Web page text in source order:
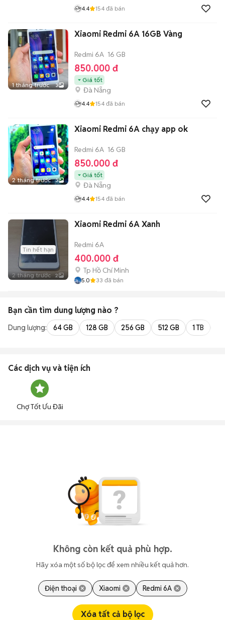
4.4 154 đã bán
1 tháng trước 3
Xiaomi Redmi 6A 16GB Vàng
Redmi 6A 16 GB
850.000 đ
Giá tốt
Đà Nẵng
4.4 154 đã bán
2 tháng trước 3
Xiaomi Redmi 6A chạy app ok
Redmi 6A 16 GB
850.000 đ
Giá tốt
Đà Nẵng
4.4 154 đã bán
Tin hết hạn
2 tháng trước 2
Xiaomi Redmi 6A Xanh
Redmi 6A
400.000 đ
Tp Hồ Chí Minh
5.0 33 đã bán
Bạn cần tìm dung lượng nào ?
Dung lượng: 64 GB 128 GB 256 GB 512 GB 1 TB
Các dịch vụ và tiện ích
Chợ Tốt Ưu Đãi
Không còn kết quả phù hợp.
Hãy xóa một số bộ lọc để xem nhiều kết quả hơn.
Điện thoại Xiaomi Redmi 6A
Xóa tất cả bộ lọc